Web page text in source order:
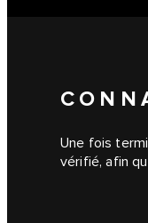
Une fois
vérifié, afin